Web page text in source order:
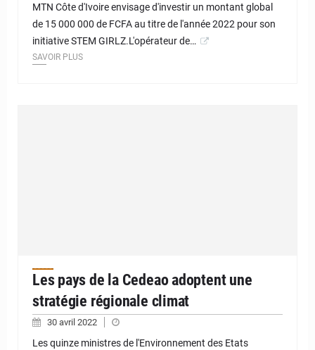
MTN Côte d'Ivoire envisage d'investir un montant global
de 15 000 000 de FCFA au titre de l'année 2022 pour son
initiative STEM GIRLZ.L'opérateur de…
SAVOIR PLUS
Les pays de la Cedeao adoptent une
stratégie régionale climat
30 avril 2022
Les quinze ministres de l'Environnement des Etats